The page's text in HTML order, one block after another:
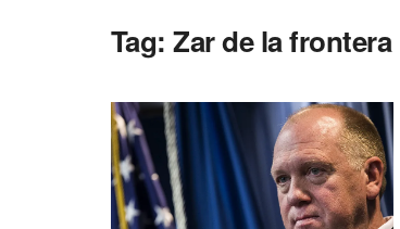
Tag:Zar de la frontera